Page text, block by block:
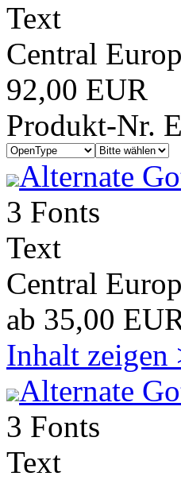
Text
Central
92,00 EUR
Produkt-Nr.
Alternate
3 Fonts
Text
Central
ab 35,00
Inhalt zeigen
Alternate
3 Fonts
Text